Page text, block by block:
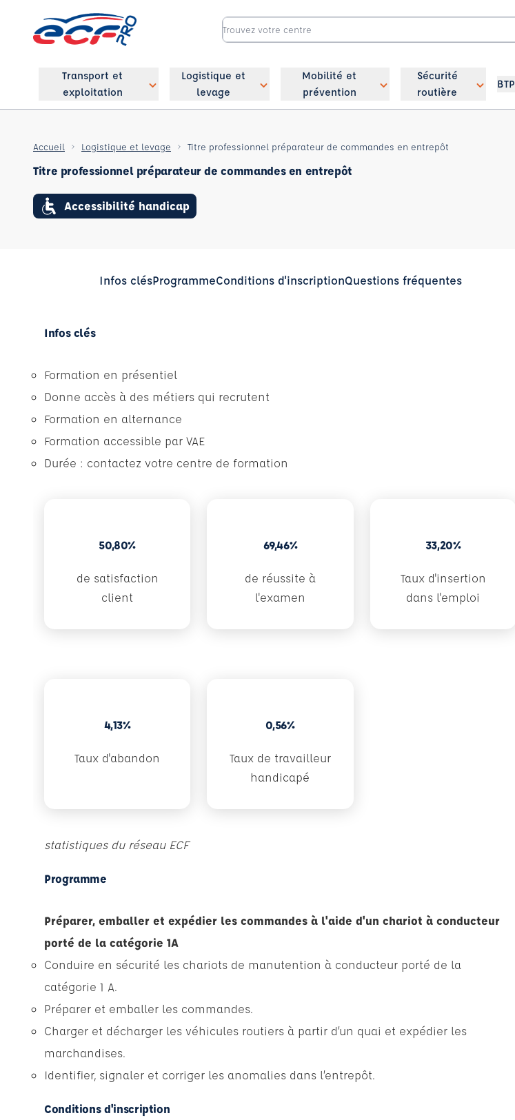
Transport et
exploitation
Logistique et
levage
Mobilité et
prévention
Sécurité
routière
BTP
Accueil Logistique et levage Titre professionnel préparateur de commandes en entrepôt
Titre professionnel préparateur de commandes en entrepôt
Accessibilité handicap
Infos clésProgrammeConditions d'inscriptionQuestions fréquentes
Infos clés
Formation en présentiel
Donne accès à des métiers qui recrutent
Formation en alternance
Formation accessible par VAE
Durée : contactez votre centre de formation
50,80%
de satisfaction
client
69,46%
de réussite à
l'examen
33,20%
Taux d'insertion
dans l'emploi
4,13%
Taux d'abandon
0,56%
Taux de travailleur
handicapé
statistiques du réseau ECF
Programme
Préparer, emballer et expédier les commandes à l'aide d'un chariot à conducteur
porté de la catégorie 1A
Conduire en sécurité les chariots de manutention à conducteur porté de la
catégorie 1 A.
Préparer et emballer les commandes.
Charger et décharger les véhicules routiers à partir d’un quai et expédier les
marchandises.
Identifier, signaler et corriger les anomalies dans l’entrepôt.
Conditions d'inscription